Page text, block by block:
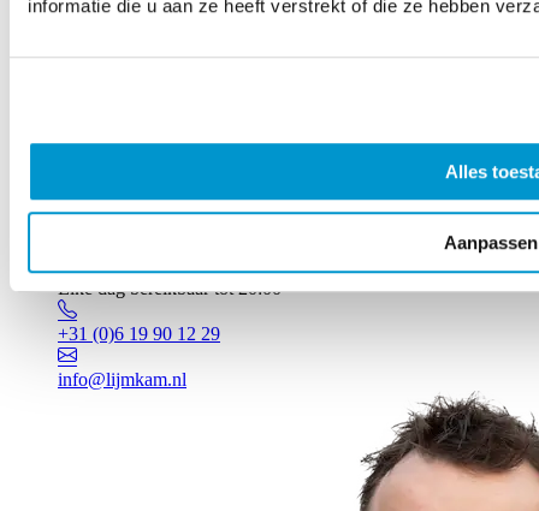
informatie die u aan ze heeft verstrekt of die ze hebben
Alles
Aanpassen
Elke dag bereikbaar tot 20:00
+31 (0)6 19 90 12 29
info@lijmkam.nl